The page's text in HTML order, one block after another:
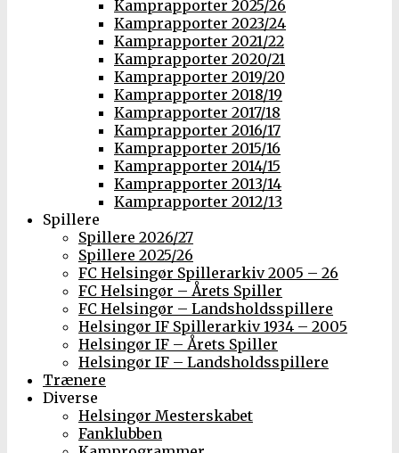
Kamprapporter 2025/26
Kamprapporter 2023/24
Kamprapporter 2021/22
Kamprapporter 2020/21
Kamprapporter 2019/20
Kamprapporter 2018/19
Kamprapporter 2017/18
Kamprapporter 2016/17
Kamprapporter 2015/16
Kamprapporter 2014/15
Kamprapporter 2013/14
Kamprapporter 2012/13
Spillere
Spillere 2026/27
Spillere 2025/26
FC Helsingør Spillerarkiv 2005 – 26
FC Helsingør – Årets Spiller
FC Helsingør – Landsholdsspillere
Helsingør IF Spillerarkiv 1934 – 2005
Helsingør IF – Årets Spiller
Helsingør IF – Landsholdsspillere
Trænere
Diverse
Helsingør Mesterskabet
Fanklubben